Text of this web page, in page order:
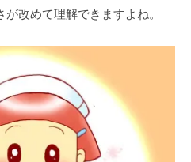
改めて理解できますよね。